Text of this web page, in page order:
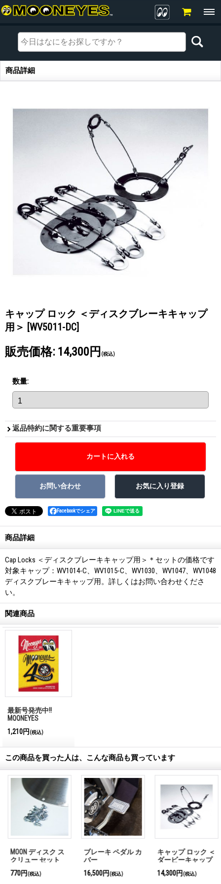
商品詳細
商品詳細
キャップ ロック ＜ディスクブレーキキャップ
用＞ [WV5011-DC]
販売価格: 14,300円 (税込)
数量:
返品特約に関する重要事項
Facebookでシェア
商品詳細
Cap Locks ＜ディスクブレーキキャップ用＞＊セットの価格です
対象キャップ：WV1014-C、WV1015-C、WV1030、WV1047、WV1048
ディスクブレーキキャップ用。詳しくはお問い合わせくださ
い。
関連商品
最新号発売中!!
MQQNEYES
Magazine No.28 2026
1,210円 (税込)
この商品を買った人は、こんな商品も買っています
MOON ディスク ス
クリュー セット
770円(税込)
ブレーキ ペダル カ
バー
16,500円(税込)
キャップ ロック ＜
ダービーキャップ
14,300円(税込)